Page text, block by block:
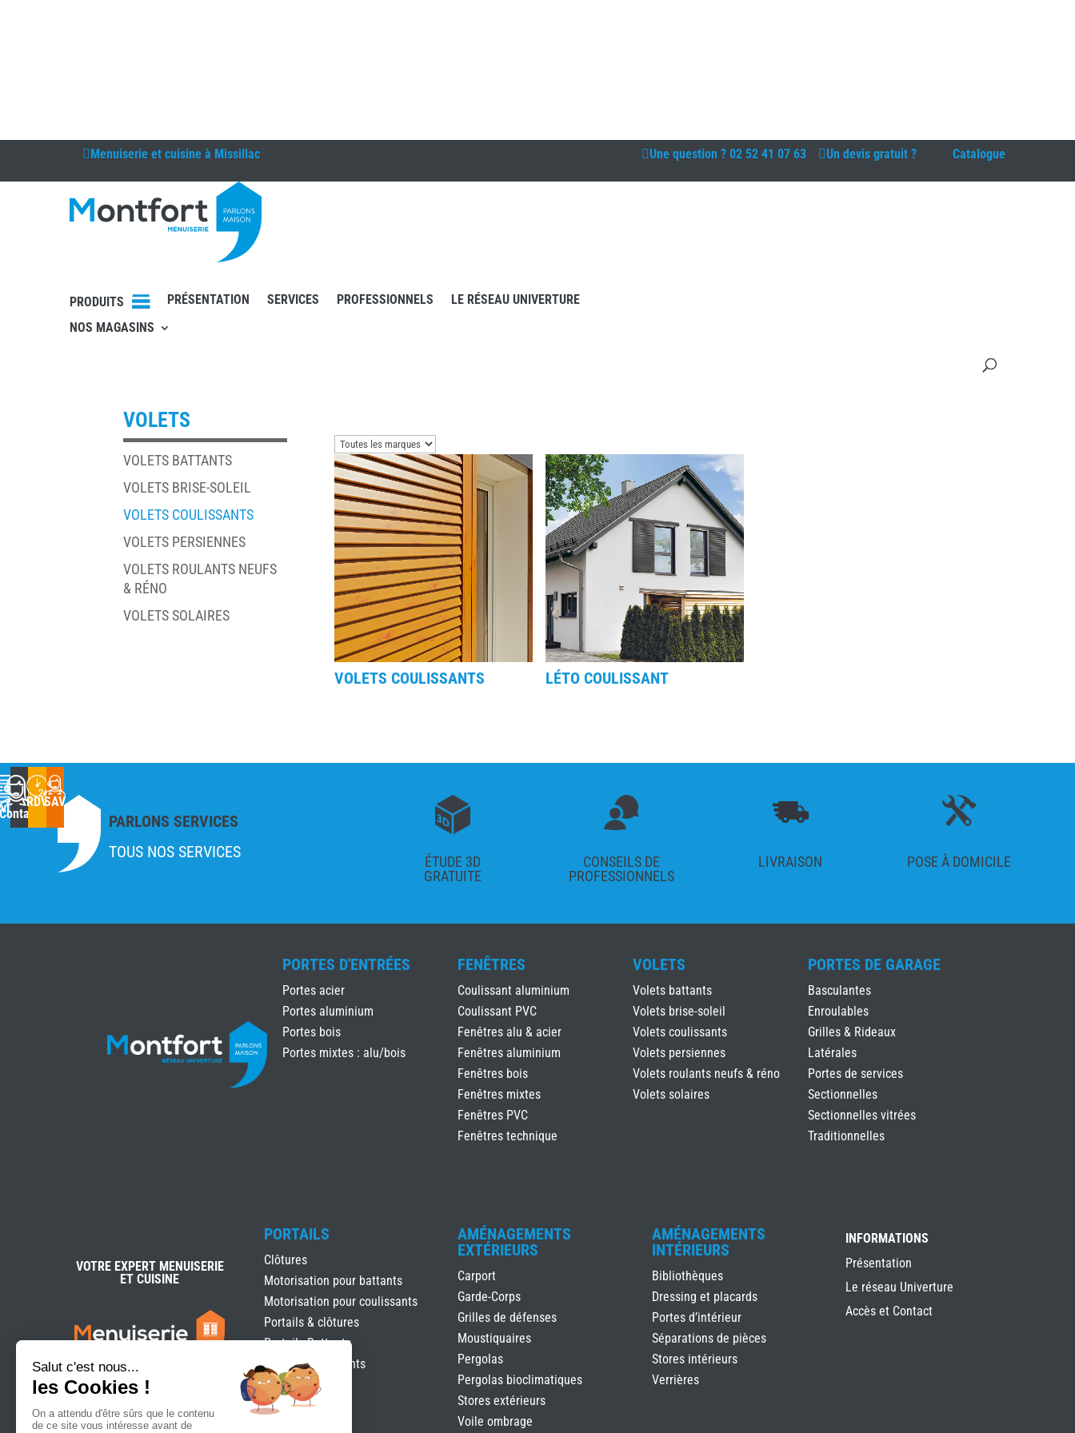
Menuiserie et cuisine à Missillac Une question ? 02 52 41 07 63 Un devis gratuit ? Catalogue
PRODUITS PRÉSENTATION SERVICES PROFESSIONNELS
LE RÉSEAU UNIVERTURE
NOS MAGASINS
VOLETS
VOLETS BATTANTS
VOLETS BRISE-SOLEIL
VOLETS COULISSANTS
VOLETS PERSIENNES
VOLETS ROULANTS NEUFS
& RÉNO
VOLETS SOLAIRES
VOLETS COULISSANTS LÉTO COULISSANT
PARLONS SERVICES
TOUS NOS SERVICES
ÉTUDE 3D
GRATUITE
CONSEILS DE
PROFESSIONNELS
LIVRAISON POSE À DOMICILE
PORTES D'ENTRÉES
Portes acier
Portes aluminium
Portes bois
Portes mixtes : alu/bois
FENÊTRES
Coulissant aluminium
Coulissant PVC
Fenêtres alu & acier
Fenêtres aluminium
Fenêtres bois
Fenêtres mixtes
Fenêtres PVC
Fenêtres technique
VOLETS
Volets battants
Volets brise-soleil
Volets coulissants
Volets persiennes
Volets roulants neufs & réno
Volets solaires
PORTES DE GARAGE
Basculantes
Enroulables
Grilles & Rideaux
Latérales
Portes de services
Sectionnelles
Sectionnelles vitrées
Traditionnelles
VOTRE EXPERT MENUISERIE
ET CUISINE
PORTAILS
Clôtures
Motorisation pour battants
Motorisation pour coulissants
Portails & clôtures
Portails Battants
Portails coulissants
AMÉNAGEMENTS
EXTÉRIEURS
Carport
Garde-Corps
Grilles de défenses
Moustiquaires
Pergolas
Pergolas bioclimatiques
Stores extérieurs
Voile ombrage
AMÉNAGEMENTS
INTÉRIEURS
Bibliothèques
Dressing et placards
Portes d’intérieur
Séparations de pièces
Stores intérieurs
Verrières
INFORMATIONS
Présentation
Le réseau Univerture
Accès et Contact
RDVSAV